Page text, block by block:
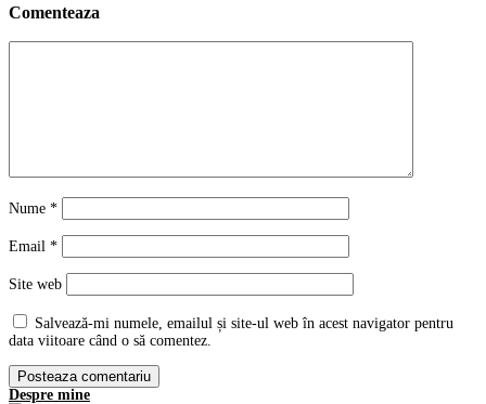
Comenteaza
Nume *
Email *
Site web
Salvează-mi numele, emailul și site-ul web în acest navigator pentru
data viitoare când o să comentez.
Despre mine